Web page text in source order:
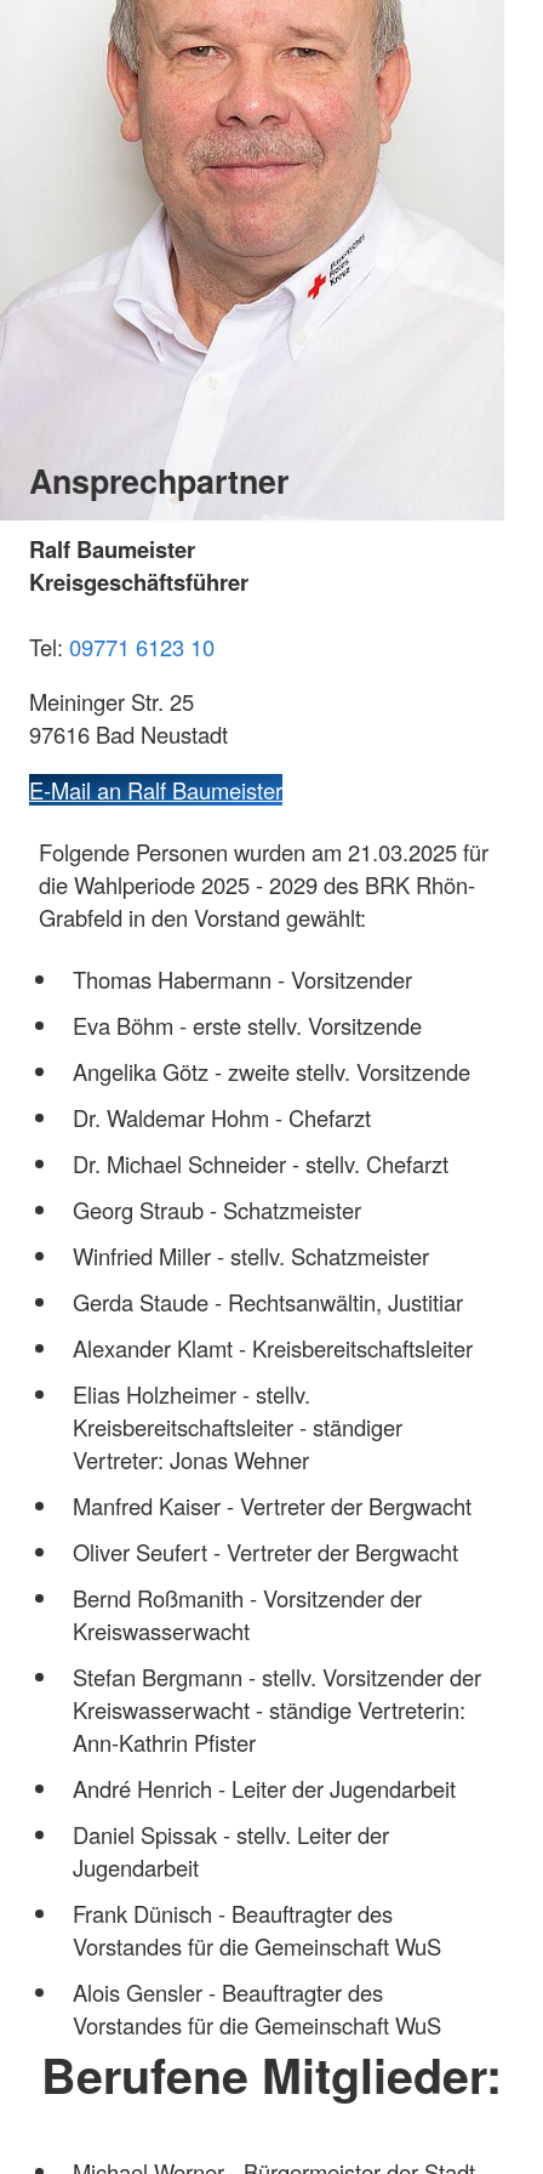
Ansprechpartner
Ralf Baumeister
Kreisgeschäftsführer
Tel: 09771 6123 10
Meininger Str. 25
97616 Bad Neustadt
E-Mail an Ralf Baumeister
Folgende Personen wurden am 21.03.2025 für
die Wahlperiode 2025 - 2029 des BRK Rhön-
Grabfeld in den Vorstand gewählt:
Thomas Habermann - Vorsitzender
Eva Böhm - erste stellv. Vorsitzende
Angelika Götz - zweite stellv. Vorsitzende
Dr. Waldemar Hohm - Chefarzt
Dr. Michael Schneider - stellv. Chefarzt
Georg Straub - Schatzmeister
Winfried Miller - stellv. Schatzmeister
Gerda Staude - Rechtsanwältin, Justitiar
Alexander Klamt - Kreisbereitschaftsleiter
Elias Holzheimer - stellv.
Kreisbereitschaftsleiter - ständiger
Vertreter: Jonas Wehner
Manfred Kaiser - Vertreter der Bergwacht
Oliver Seufert - Vertreter der Bergwacht
Bernd Roßmanith - Vorsitzender der
Kreiswasserwacht
Stefan Bergmann - stellv. Vorsitzender der
Kreiswasserwacht - ständige Vertreterin:
Ann-Kathrin Pfister
André Henrich - Leiter der Jugendarbeit
Daniel Spissak - stellv. Leiter der
Jugendarbeit
Frank Dünisch - Beauftragter des
Vorstandes für die Gemeinschaft WuS
Alois Gensler - Beauftragter des
Vorstandes für die Gemeinschaft WuS
Berufene Mitglieder: